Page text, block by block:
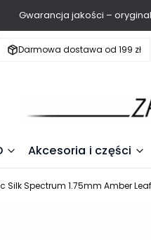
Gwarancja jakości –
Darmowa dostawa od 199 zł
Akcesoria i części
Silk Spectrum 1.75mm Amber